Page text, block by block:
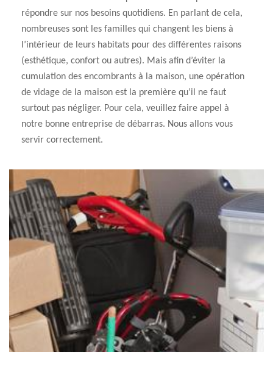
répondre sur nos besoins quotidiens. En parlant de cela,
nombreuses sont les familles qui changent les biens à
l’intérieur de leurs habitats pour des différentes raisons
(esthétique, confort ou autres). Mais afin d’éviter la
cumulation des encombrants à la maison, une opération
de vidage de la maison est la première qu’il ne faut
surtout pas négliger. Pour cela, veuillez faire appel à
notre bonne entreprise de débarras. Nous allons vous
servir correctement.